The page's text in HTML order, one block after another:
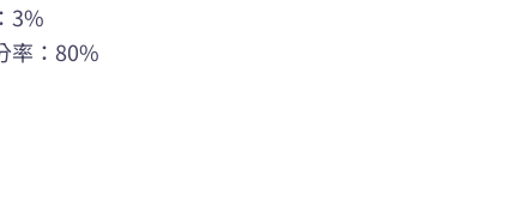
3%
率：80%